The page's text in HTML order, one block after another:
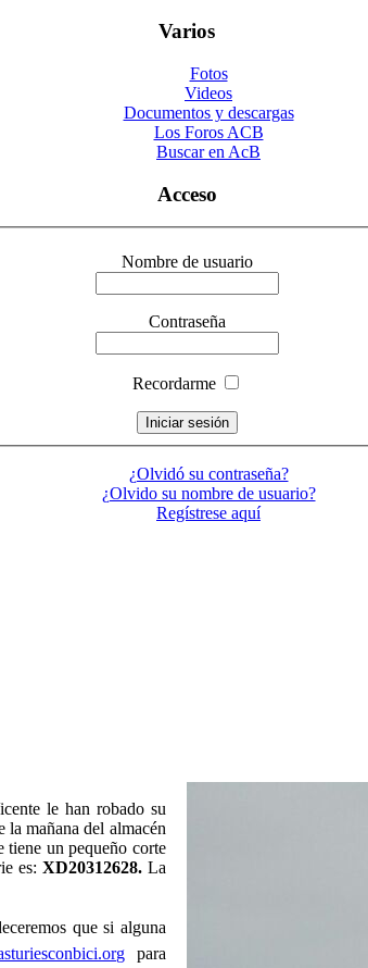
Varios
Fotos
Videos
Documentos y descargas
Los Foros ACB
Buscar en AcB
Acceso
Nombre de usuario
Contraseña
Recordarme
¿Olvidó su contraseña?
¿Olvido su nombre de usuario?
Regístrese aquí
le han robado su
mañana del almacén
un pequeño corte
es: XD20312628. La
que si alguna
para